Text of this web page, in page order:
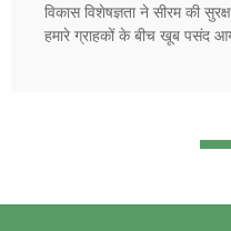
विकास विशेषज्ञता ने सीरम की
हमारे ग्राहकों के बीच खूब पसंद